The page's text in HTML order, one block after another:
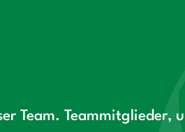
Team. Teammitglieder,